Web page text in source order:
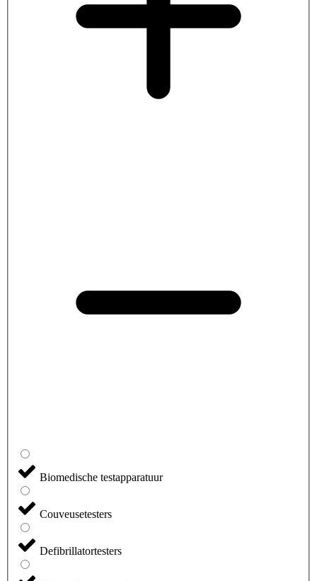
Biomedische testapparatuur
Couveusetesters
Defibrillatortesters